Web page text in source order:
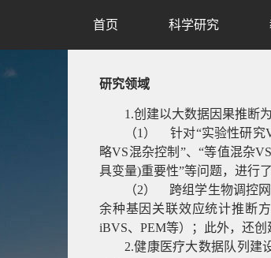
首页 科学研究
研究领域
1.创建以大数据因果推断
（1）
针对“实验性研究
略VS混杂控制”、“等值混杂
具变量)重要性”等问题，进行
（2）
跨组学生物调控
余种基因关联效应统计推断方
iBVS、PEM等）；此外，还
2.健康医疗大数据队列建